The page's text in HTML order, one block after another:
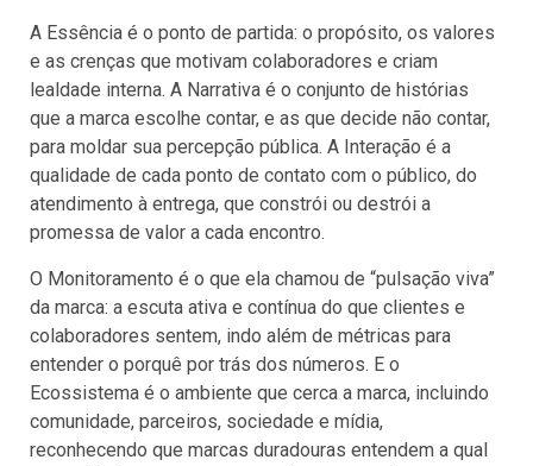
A Essência é o ponto de partida: o propósito, os valores
e as crenças que motivam colaboradores e criam
lealdade interna. A Narrativa é o conjunto de histórias
que a marca escolhe contar, e as que decide não contar,
para moldar sua percepção pública. A Interação é a
qualidade de cada ponto de contato com o público, do
atendimento à entrega, que constrói ou destrói a
promessa de valor a cada encontro.
O Monitoramento é o que ela chamou de “pulsação viva”
da marca: a escuta ativa e contínua do que clientes e
colaboradores sentem, indo além de métricas para
entender o porquê por trás dos números. E o
Ecossistema é o ambiente que cerca a marca, incluindo
comunidade, parceiros, sociedade e mídia,
reconhecendo que marcas duradouras entendem a qual